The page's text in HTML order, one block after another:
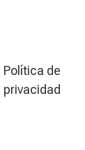
Política de
privacidad